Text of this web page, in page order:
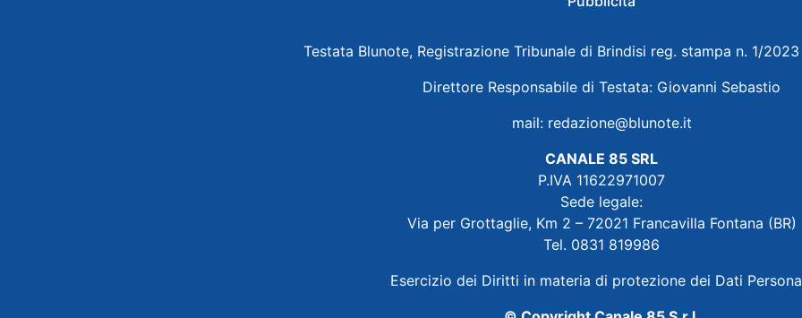
Testata Blunote, Registrazione Tribunale di Brindisi reg. stampa n. 1/
Direttore Responsabile di Testata: Giovanni Sebastio
mail: redazione@blunote.it
CANALE 85 SRL
P.IVA 11622971007
Sede legale:
Via per Grottaglie, Km 2 – 72021 Francavilla Fontana (BR)
Tel. 0831 819986
Esercizio dei Diritti in materia di protezione dei Dati